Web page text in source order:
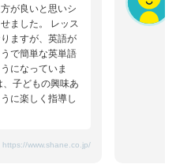
が良いと思いシ
ました。 レッス
ますが、英語が
で簡単な英単語
になっていま
子どもの興味あ
に楽しく指導し
https://www.shane.co.jp/